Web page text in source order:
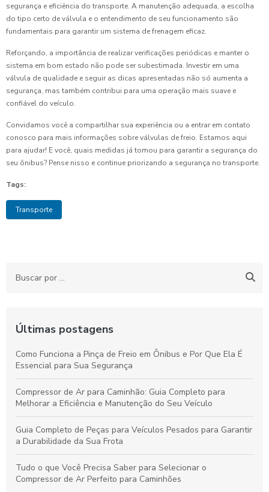
segurança e eficiência do transporte. A manutenção adequada, a escolha
do tipo certo de válvula e o entendimento de seu funcionamento são
fundamentais para garantir um sistema de frenagem eficaz.
Reforçando, a importância de realizar verificações periódicas e manter o
sistema em bom estado não pode ser subestimada. Investir em uma
válvula de qualidade e seguir as dicas apresentadas não só aumenta a
segurança, mas também contribui para uma operação mais suave e
confiável do veículo.
Convidamos você a compartilhar sua experiência ou a entrar em contato
conosco para mais informações sobre válvulas de freio. Estamos aqui
para ajudar! E você, quais medidas já tomou para garantir a segurança do
seu ônibus? Pense nisso e continue priorizando a segurança no transporte.
Tags:
Transporte
Últimas postagens
Como Funciona a Pinça de Freio em Ônibus e Por Que Ela É
Essencial para Sua Segurança
Compressor de Ar para Caminhão: Guia Completo para
Melhorar a Eficiência e Manutenção do Seu Veículo
Guia Completo de Peças para Veículos Pesados para Garantir
a Durabilidade da Sua Frota
Tudo o que Você Precisa Saber para Selecionar o
Compressor de Ar Perfeito para Caminhões